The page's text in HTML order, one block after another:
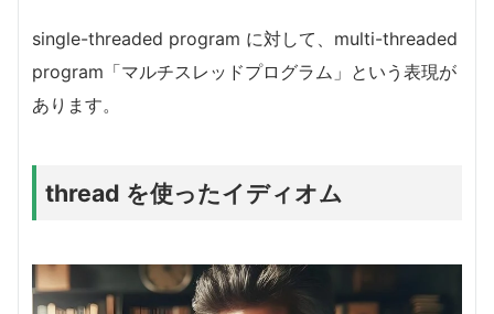
single-threaded program に対して、multi-threaded
program「マルチスレッドプログラム」という表現が
あります。
thread を使ったイディオム